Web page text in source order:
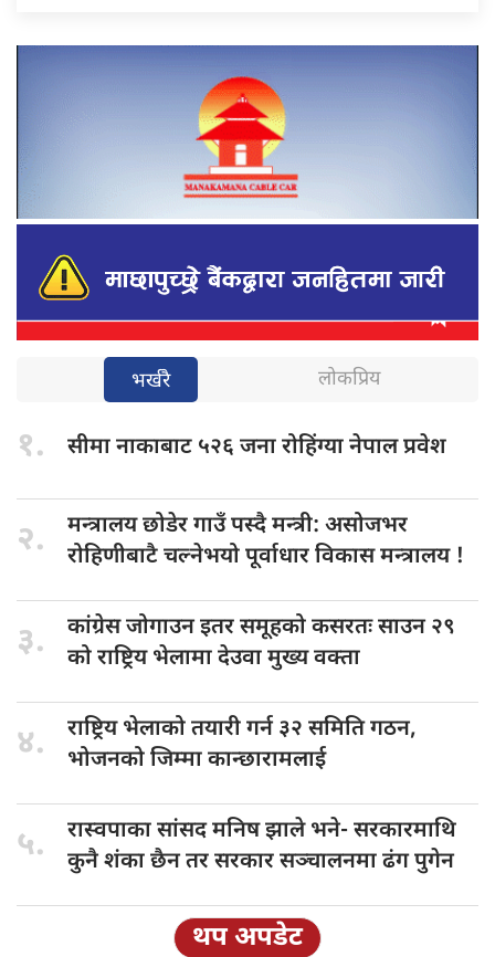
भर्खरै लोकप्रिय
१. सीमा नाकाबाट ५२६ जना रोहिंग्या नेपाल प्रवेश
२. मन्त्रालय छोडेरगाउँ पस्दै मन्त्री: असोजभर
रोहिणीबाटै चल्नेभयो पूर्वाधार विकास मन्त्रालय !
३. कांग्रेस जोगाउनइतर समूहको कसरतः साउन २९
को राष्ट्रिय भेलामा देउवा मुख्य वक्ता
४. राष्ट्रिय भेलाकोतयारी गर्न ३२ समिति गठन,
भोजनको जिम्मा कान्छारामलाई
५. रास्वपाका सांसदमनिष झाले भने- सरकारमाथि
कुनै शंका छैन तर सरकार सञ्चालनमा ढंग पुगेन
थप अपडेट